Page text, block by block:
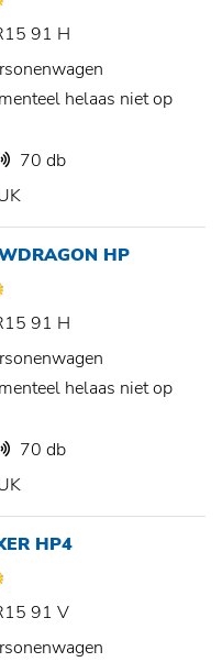
91 H
helaas niet op
70 db
HP
91 H
helaas niet op
70 db
HP4
91 V